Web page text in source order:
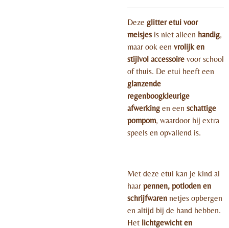
Deze glitter etui voor
meisjes is niet alleen handig,
maar ook een vrolijk en
stijlvol accessoire voor school
of thuis. De etui heeft een
glanzende
regenboogkleurige
afwerking en een schattige
pompom, waardoor hij extra
speels en opvallend is.
Met deze etui kan je kind al
haar pennen, potloden en
schrijfwaren netjes opbergen
en altijd bij de hand hebben.
Het lichtgewicht en